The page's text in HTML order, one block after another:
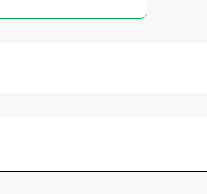
GASOLINA (2004 -
FLEX (2004 -